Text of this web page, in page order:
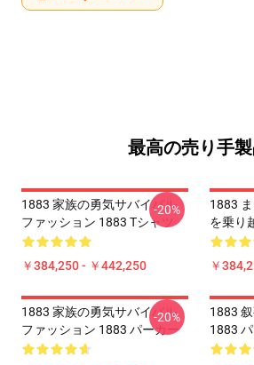
最高の売り手
1883 家族の勇気サバイバル
ファッション 1883 Tシャツ
￥384,250 - ￥442,250
-20%
1883
を乗り
￥
1883 家族の勇気サバイバル
ファッション 1883 パーカー
-20%
1883
1883